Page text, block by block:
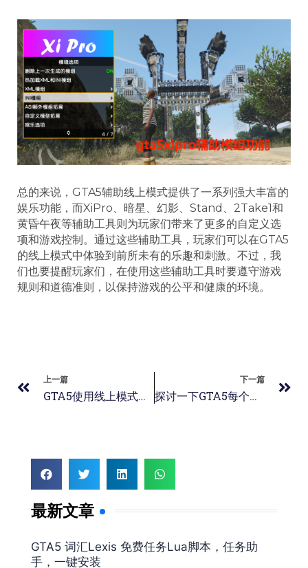
总的来说，GTA5辅助线上模式提供了一系列强大丰富的
娱乐功能，而XiPro、暗星、幻影、Stand、2Take1和
黄昏午夜等辅助工具则为玩家们带来了更多的自定义选
项和游戏控制。通过这些辅助工具，玩家们可以在GTA5
的线上模式中体验到前所未有的乐趣和刺激。不过，我
们也要提醒玩家们，在使用这些辅助工具时要遵守游戏
规则和道德准则，以保持游戏的公平和健康的环境。
上一篇
GTA5使用线上模式辅助的常见问题
下一篇
探讨一下GTA5每个任务比较刺激
最新文章
GTA5 词汇Lexis 免费任务Lua脚本，任务助
手，一键安装